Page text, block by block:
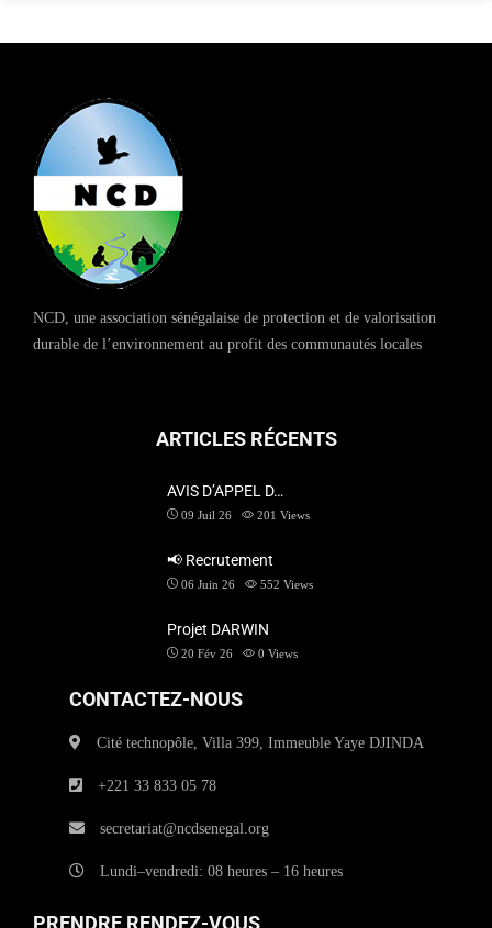
NCD, une association sénégalaise de protection et de valorisation
durable de l’environnement au profit des communautés locales
ARTICLES RÉCENTS
AVIS D’APPEL D…
09 Juil 26 201 Views
📢 Recrutement
06 Juin 26 552 Views
Projet DARWIN
20 Fév 26 0 Views
CONTACTEZ-NOUS
Cité technopôle, Villa 399, Immeuble Yaye DJINDA
+221 33 833 05 78
secretariat@ncdsenegal.org
Lundi–vendredi: 08 heures – 16 heures
PRENDRE RENDEZ-VOUS